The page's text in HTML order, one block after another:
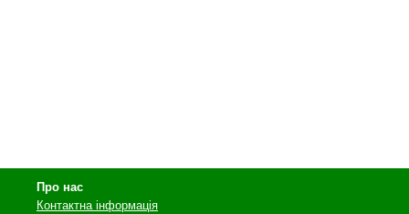
Про нас
Контактна інформація